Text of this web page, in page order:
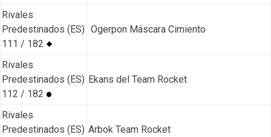
Rivales
Predestinados (ES)
111 / 182
Ogerpon Máscara Cimiento
Rivales
Predestinados (ES)
112 / 182
Ekans del Team Rocket
Rivales
Predestinados (ES) Arbok Team Rocket